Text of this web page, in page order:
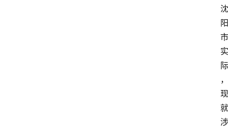
沈
阳
市
实
际
，
现
就
涉